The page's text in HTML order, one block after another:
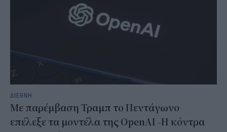
ΔΙΕΘΝΗ
Με παρέμβαση Τραμπ το Πεντάγωνο
επέλεξε τα μοντέλα της OpenAI -H κόντρα